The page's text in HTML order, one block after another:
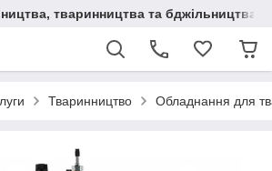
тваринництва та бджільництва
Тваринництво Обладнання для